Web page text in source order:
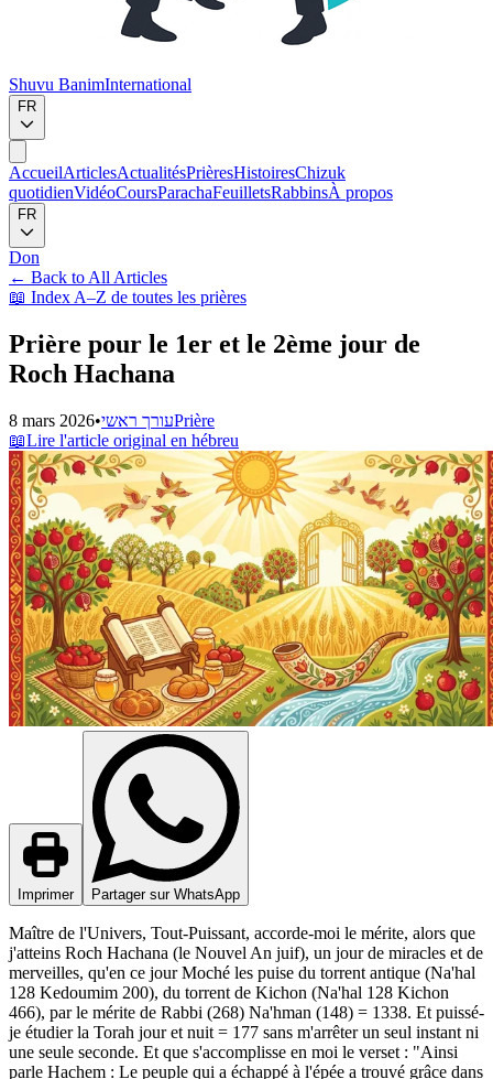
Shuvu BanimInternational
FR
AccueilArticlesActualitésPrièresHistoiresChizuk
quotidienVidéoCoursParachaFeuilletsRabbinsÀ propos
FR
Don
← Back to All Articles
📖 Index A–Z de toutes les prières
Prière pour le 1er et le 2ème jour de
Roch Hachana
8 mars 2026•עורך ראשיPrière
📖Lire l'article original en hébreu
Imprimer Partager sur WhatsApp
Maître de l'Univers, Tout-Puissant, accorde-moi le mérite, alors que
j'atteins Roch Hachana (le Nouvel An juif), un jour de miracles et de
merveilles, qu'en ce jour Moché les puise du torrent antique (Na'hal
128 Kedoumim 200), du torrent de Kichon (Na'hal 128 Kichon
466), par le mérite de Rabbi (268) Na'hman (148) = 1338. Et puissé-
je étudier la Torah jour et nuit = 177 sans m'arrêter un seul instant ni
une seule seconde. Et que s'accomplisse en moi le verset : "Ainsi
parle Hachem : Le peuple qui a échappé à l'épée a trouvé grâce dans